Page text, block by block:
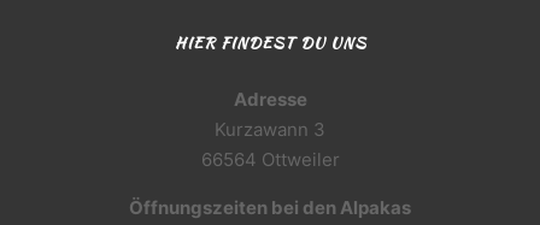
HIER FINDEST DU UNS
Adresse
Kurzawann 3
66564 Ottweiler
Öffnungszeiten bei den Alpakas